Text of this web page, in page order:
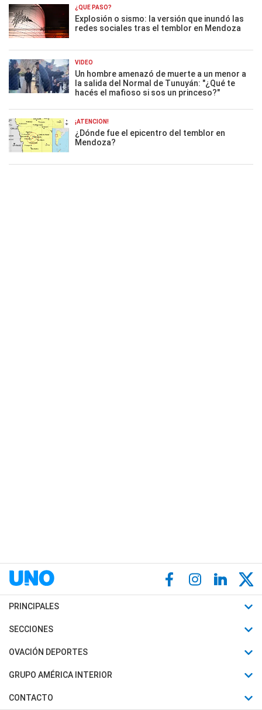
¿QUÉ PASÓ?
Explosión o sismo: la versión que inundó las
redes sociales tras el temblor en Mendoza
VIDEO
Un hombre amenazó de muerte a un menor a
la salida del Normal de Tunuyán: "¿Qué te
hacés el mafioso si sos un princeso?"
¡ATENCIÓN!
¿Dónde fue el epicentro del temblor en
Mendoza?
PRINCIPALES
Últimas Noticias
Política
Judiciales
SECCIONES
Horóscopo
Motores
Trucos caseros
OVACIÓN DEPORTES
Fútbol
Mundial
GRUPO AMÉRICA INTERIOR
Canal 7 en Vivo
CONTACTO